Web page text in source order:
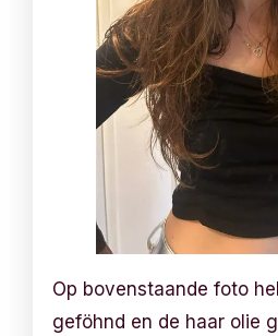
Op bovenstaande foto
geföhnd en de haar olie